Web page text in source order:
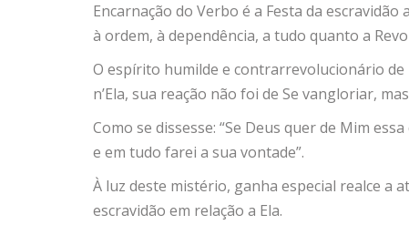
Encarnação do Verbo é a Festa da
à ordem, à dependência, a tudo quanto a
O espírito humilde e contrarrevolucionário de
n’Ela, sua reação não foi de Se vangloriar,
Como se dissesse: “Se Deus quer de Mim
e em tudo farei a sua vontade”.
À luz deste mistério, ganha especial realce a
escravidão em relação a Ela.